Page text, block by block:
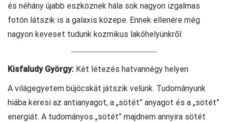
és néhány újabb eszköznek hála sok nagyon izgalmas
fotón látszik is a galaxis közepe. Ennek ellenére még
nagyon keveset tudunk kozmikus lakóhelyünkről.
Kisfaludy György: Két létezés hatvannégy helyen
A világegyetem bújócskát játszik velünk. Tudományunk
hiába keresi az antianyagot, a „sötét” anyagot és a „sötét”
energiát. A tudományos „sötét” majdnem annyira sötét